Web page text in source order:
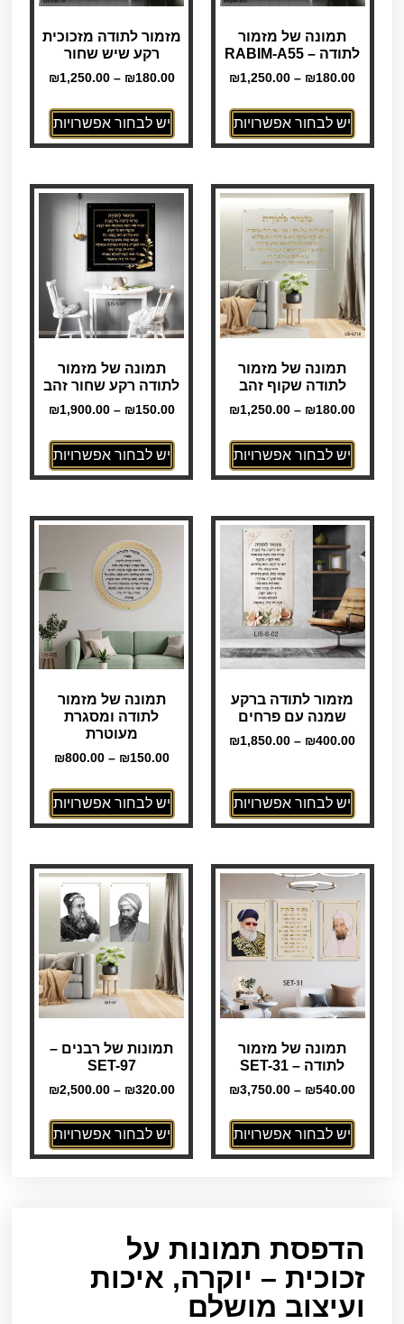
תמונה של מזמור
לתודה – RABIM-A55
₪180.00
–
₪1,250.00
יש לבחור אפשרויות
מזמור לתודה מזכוכית
רקע שיש שחור
₪180.00
–
₪1,250.00
יש לבחור אפשרויות
תמונה של מזמור
לתודה שקוף זהב
₪180.00
–
₪1,250.00
יש לבחור אפשרויות
תמונה של מזמור
לתודה רקע שחור זהב
₪150.00
–
₪1,900.00
יש לבחור אפשרויות
מזמור לתודה ברקע
שמנה עם פרחים
₪400.00
–
₪1,850.00
יש לבחור אפשרויות
תמונה של מזמור
לתודה ומסגרת
מעוטרת
₪150.00
–
₪800.00
יש לבחור אפשרויות
תמונה של מזמור
לתודה – SET-31
₪540.00
–
₪3,750.00
יש לבחור אפשרויות
תמונות של רבנים –
SET-97
₪320.00
–
₪2,500.00
יש לבחור אפשרויות
הדפסת תמונות על
זכוכית – יוקרה, איכות
ועיצוב מושלם